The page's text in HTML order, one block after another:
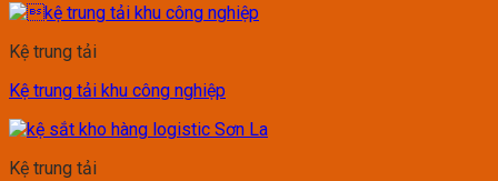
Kệ trung tải
Kệ trung tải khu công nghiệp
Kệ trung tải